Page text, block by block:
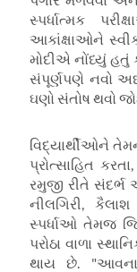
સ્પર્ધાત્મક
આકાંક્ષાઓને
મોદીએ નોંધ્યું
સંપૂર્ણપણે નવો
ઘણો સંતોષ થવો
વિદ્યાર્થીઓને
પ્રોત્સાહિત
રમુજી રીતે સંદર્ભ
નીલગિરી,
સ્પર્ધાઓ તેમજ
પરોઠા વાળા
થાય છે.